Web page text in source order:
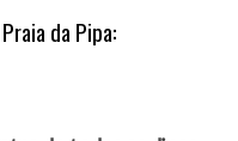
da Pipa: